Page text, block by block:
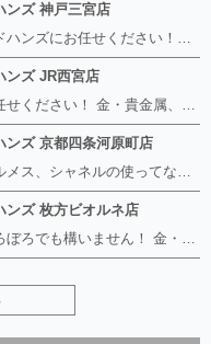
ンズ 神戸三宮店
ブランド品の高価買取はブランドハンズにお任せください！！ 高騰し続けている金・貴金属はもちろん、ルイヴィトン、エルメス、シャネル、ロレックスは特に力を入れております。 その他ブランド食器、銀シルバー製品、美容機器、脱毛器、スマホなど幅広く取り扱っております！ 鑑定士は経験豊富で親切丁寧な対応を心がけております。 鑑定書がないものでもしっかり見させて頂きます。
ンズ JR西宮店
高価買取はブランドハンズにお任せください！ 金・貴金属、ルイヴィトン、エルメス、シャネル、ロレックスは特に力を入れておりますが、 他店で断られたボロボロになったバッグや財布、壊れたブランド品、時計、千切れた貴金属もお買取り可能です。 経験豊富な鑑定士が宝石やダイヤモンドの鑑定書がないものでもしっかり見させて頂きます。 その他ブランド食器、銀シルバー製品、美容機器、脱毛器、スマホなど幅広く取り扱っております！ 是非お気軽にお越しください。
ンズ 京都四条河原町店
高価買取！！ルイヴィトン、エルメス、シャネルの使ってないものなど ブランドハンズならボロボロでも構いません。 他店に断られたものも当店ならお買取り可能です！ ロレックスやフェンディ、グッチも大歓迎です！ ブランド品や貴金属、時計、宝石、ダイヤモンドは特に高価買取ですのでお査定だけでもお待ちしております。
ンズ 枚方ビオルネ店
高価買取のブランドハンズはぼろぼろでも構いません！ 金・貴金属、ルイヴィトンやエルメス、シャネルの使ってないものはございませんか？ 他店に断られたものも当店ならお買取り可能です！ ロレックスやフェンディ、グッチも大歓迎！ ブランド品や貴金属、時計、宝石、ダイヤモンドは特に高価買取ですがブランド食器、スマホ、美容機器、銀製品など幅広く取り扱っております。